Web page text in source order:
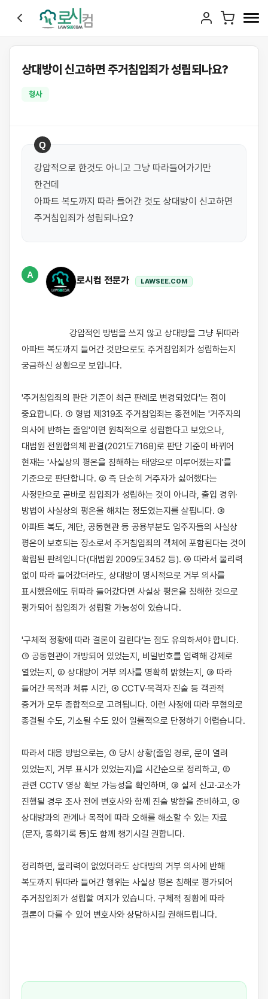
상대방이 신고하면 주거침입죄가 성립되나요?
형사
Q
강압적으로 한것도 아니고 그냥 따라들어가기만
한건데
아파트 복도까지 따라 들어간 것도 상대방이 신고하면
A
로시컴 전문가 LAWSEE.COM
아파트 복도까지 들어간 것만으로도 주거침입죄가 성립하는지
궁금하신 상황으로 보입니다.
'주거침입죄의 판단 기준이 최근 판례로 변경되었다'는 점이
중요합니다. ① 형법 제319조 주거침입죄는 종전에는 '거주자의
의사에 반하는 출입'이면 원칙적으로 성립한다고 보았으나,
대법원 전원합의체 판결(2021도7168)로 판단 기준이 바뀌어
현재는 '사실상의 평온을 침해하는 태양으로 이루어졌는지'를
기준으로 판단합니다. ② 즉 단순히 거주자가 싫어했다는
사정만으로 곧바로 침입죄가 성립하는 것이 아니라, 출입 경위·
방법이 사실상의 평온을 해치는 정도였는지를 살핍니다. ③
아파트 복도, 계단, 공동현관 등 공용부분도 입주자들의 사실상
평온이 보호되는 장소로서 주거침입죄의 객체에 포함된다는 것이
확립된 판례입니다(대법원 2009도3452 등). ④ 따라서 물리력
없이 따라 들어갔더라도, 상대방이 명시적으로 거부 의사를
표시했음에도 뒤따라 들어갔다면 사실상 평온을 침해한 것으로
평가되어 침입죄가 성립할 가능성이 있습니다.
'구체적 정황에 따라 결론이 갈린다'는 점도 유의하셔야 합니다.
① 공동현관이 개방되어 있었는지, 비밀번호를 입력해 강제로
열었는지, ② 상대방이 거부 의사를 명확히 밝혔는지, ③ 따라
들어간 목적과 체류 시간, ④ CCTV·목격자 진술 등 객관적
증거가 모두 종합적으로 고려됩니다. 이런 사정에 따라 무혐의로
종결될 수도, 기소될 수도 있어 일률적으로 단정하기 어렵습니다.
따라서 대응 방법으로는, ① 당시 상황(출입 경로, 문이 열려
있었는지, 거부 표시가 있었는지)을 시간순으로 정리하고, ②
관련 CCTV 영상 확보 가능성을 확인하며, ③ 실제 신고·고소가
진행될 경우 조사 전에 변호사와 함께 진술 방향을 준비하고, ④
상대방과의 관계나 목적에 따라 오해를 해소할 수 있는 자료
(문자, 통화기록 등)도 함께 챙기시길 권합니다.
정리하면, 물리력이 없었더라도 상대방의 거부 의사에 반해
복도까지 뒤따라 들어간 행위는 사실상 평온 침해로 평가되어
주거침입죄가 성립할 여지가 있습니다. 구체적 정황에 따라
결론이 다를 수 있어 변호사와 상담하시길 권해드립니다.